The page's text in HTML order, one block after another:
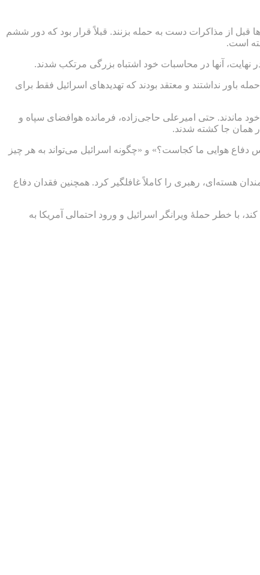
قبل از مذاکرات دست به حمله بزنند. قبلاً قرار بود که دور ششم
است.
آنها در محاسبات خود اشتباه بزرگی مرتکب شدند.
باور نداشتند و معتقد بودند که تهدیدهای اسرائیل فقط برای
ماندند. حتی امیرعلی حاجی‌زاده، فرمانده هوافضای سپاه و
همان جا کشته شدند.
دفاع هوایی ما کجاست؟» و «چگونه اسرائیل می‌تواند به هر چیز
هسته‌ای، رهبری را کاملاً غافلگیر کرد. همچنین فقدان دفاع
با خطر حملۀ ویرانگر اسرائیل و ورود احتمالی آمریکا به